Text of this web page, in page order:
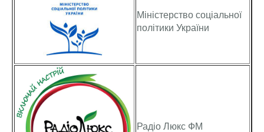
Міністерство соціальної
політики України
Радіо Люкс ФМ